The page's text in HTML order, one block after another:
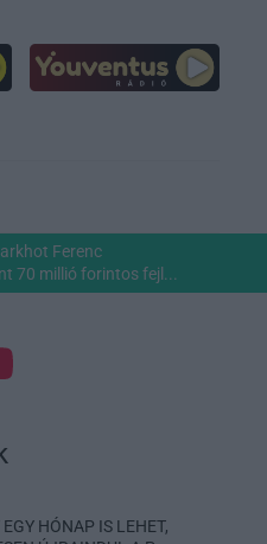
Ferenc
70 millió forintos fejl...
HÓNAP IS LEHET,